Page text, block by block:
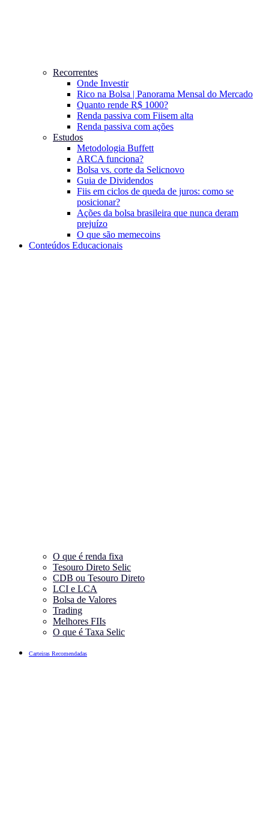
Recorrentes
Onde Investir
Rico na Bolsa | Panorama Mensal do Mercado
Quanto rende R$ 1000?
Renda passiva com Fiisem alta
Renda passiva com ações
Estudos
Metodologia Buffett
ARCA funciona?
Bolsa vs. corte da Selicnovo
Guia de Dividendos
Fiis em ciclos de queda de juros: como se
posicionar?
Ações da bolsa brasileira que nunca deram
prejuízo
O que são memecoins
Conteúdos Educacionais
O que é renda fixa
Tesouro Direto Selic
CDB ou Tesouro Direto
LCI e LCA
Bolsa de Valores
Trading
Melhores FIIs
O que é Taxa Selic
Carteiras Recomendadas